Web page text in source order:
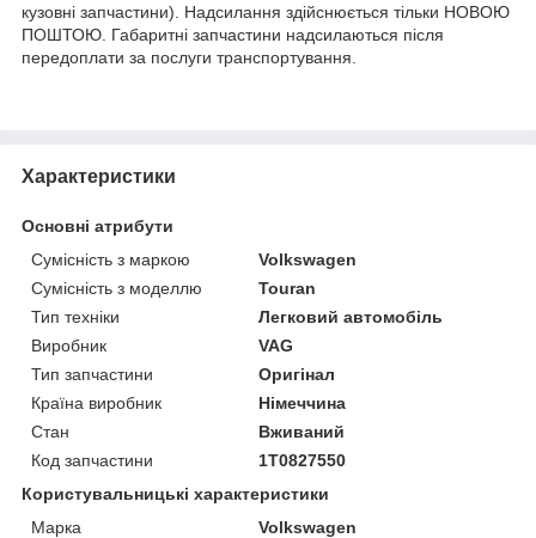
кузовні запчастини). Надсилання здійснюється тільки НОВОЮ
ПОШТОЮ. Габаритні запчастини надсилаються після
передоплати за послуги транспортування.
Характеристики
Основні атрибути
Сумісність з маркою
Volkswagen
Сумісність з моделлю
Touran
Тип техніки
Легковий автомобіль
Виробник
VAG
Тип запчастини
Оригінал
Країна виробник
Німеччина
Стан
Вживаний
Код запчастини
1T0827550
Користувальницькі характеристики
Марка
Volkswagen